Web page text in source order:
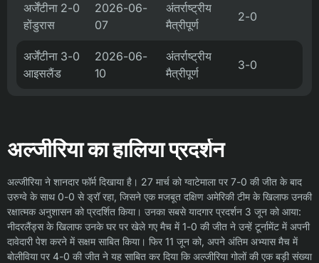
अर्जेंटीना 2-0
होंडुरास
2026-06-
07
अंतर्राष्ट्रीय
मैत्रीपूर्ण
2-0
अर्जेंटीना 3-0
आइसलैंड
2026-06-
10
अंतर्राष्ट्रीय
मैत्रीपूर्ण
3-0
अल्जीरिया का हालिया प्रदर्शन
अल्जीरिया ने शानदार फॉर्म दिखाया है। 27 मार्च को ग्वाटेमाला पर 7-0 की जीत के बाद
उरुग्वे के साथ 0-0 से ड्रॉ रहा, जिसने एक मजबूत दक्षिण अमेरिकी टीम के खिलाफ उनकी
रक्षात्मक अनुशासन को प्रदर्शित किया। उनका सबसे यादगार प्रदर्शन 3 जून को आया:
नीदरलैंड्स के खिलाफ उनके घर पर खेले गए मैच में 1-0 की जीत ने उन्हें टूर्नामेंट में अपनी
दावेदारी पेश करने में सक्षम साबित किया। फिर 11 जून को, अपने अंतिम अभ्यास मैच में
बोलीविया पर 4-0 की जीत ने यह साबित कर दिया कि अल्जीरिया गोलों की एक बड़ी संख्या